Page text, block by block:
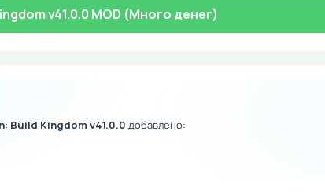
v41.0.0 MOD (Много денег)
Build Kingdom v41.0.0 добавлено: